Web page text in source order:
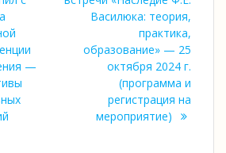
—
Василюка: теория,
практика,
образование» — 25
октября 2024 г.
(программа и
регистрация на
мероприятие)